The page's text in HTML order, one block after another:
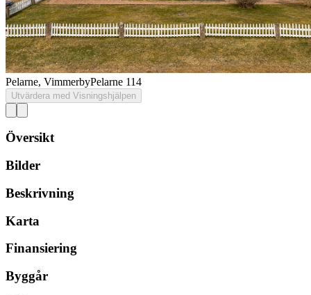
Pelarne, VimmerbyPelarne 114
Utvärdera med Visningshjälpen
Översikt
Bilder
Beskrivning
Karta
Finansiering
Byggår